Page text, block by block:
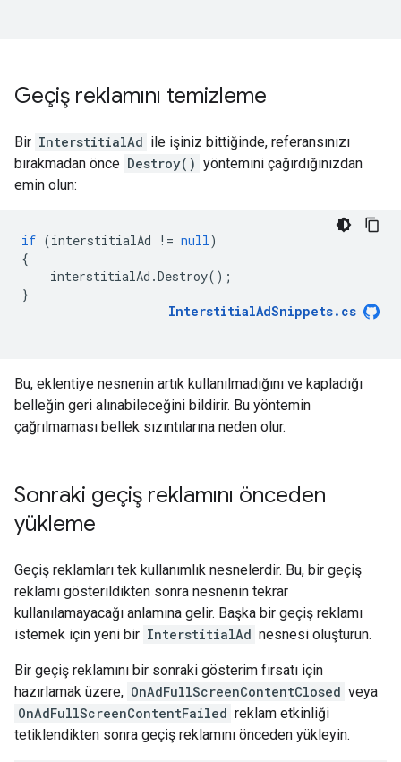
Geçiş reklamını temizleme
Bir InterstitialAd ile işiniz bittiğinde, referansınızı
bırakmadan önce Destroy() yöntemini çağırdığınızdan
emin olun:
if (interstitialAd != null)
{
interstitialAd .Destroy();
}
InterstitialAdSnippets. cs
Bu, eklentiye nesnenin artık kullanılmadığını ve kapladığı
belleğin geri alınabileceğini bildirir. Bu yöntemin
çağrılmaması bellek sızıntılarına neden olur.
Sonraki geçiş reklamını önceden
yükleme
Geçiş reklamları tek kullanımlık nesnelerdir. Bu, bir geçiş
reklamı gösterildikten sonra nesnenin tekrar
kullanılamayacağı anlamına gelir. Başka bir geçiş reklamı
istemek için yeni bir InterstitialAd nesnesi oluşturun.
Bir geçiş reklamını bir sonraki gösterim fırsatı için
hazırlamak üzere, OnAdFullScreenContentClosed veya
OnAdFullScreenContentFailed reklam etkinliği
tetiklendikten sonra geçiş reklamını önceden yükleyin.